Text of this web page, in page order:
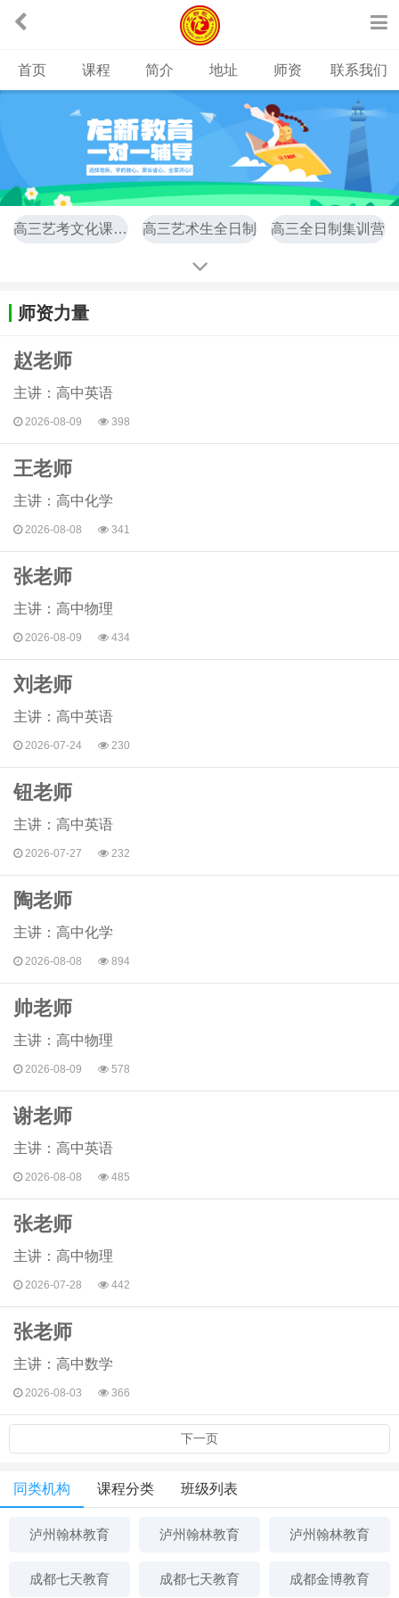
首页 课程 简介 地址 师资 联系我们
高三艺考文化课全日制 高三艺术生全日制 高三全日制集训营
高中辅导
播音主持专业培训
师资力量
赵老师
主讲：高中英语
2026-08-09 398
王老师
主讲：高中化学
2026-08-08 341
张老师
主讲：高中物理
2026-08-09 434
刘老师
主讲：高中英语
2026-07-24 230
钮老师
主讲：高中英语
2026-07-27 232
陶老师
主讲：高中化学
2026-08-08 894
帅老师
主讲：高中物理
2026-08-09 578
谢老师
主讲：高中英语
2026-08-08 485
张老师
主讲：高中物理
2026-07-28 442
张老师
主讲：高中数学
2026-08-03 366
下一页
同类机构 课程分类 班级列表
泸州翰林教育 泸州翰林教育 泸州翰林教育
成都七天教育 成都七天教育 成都金博教育